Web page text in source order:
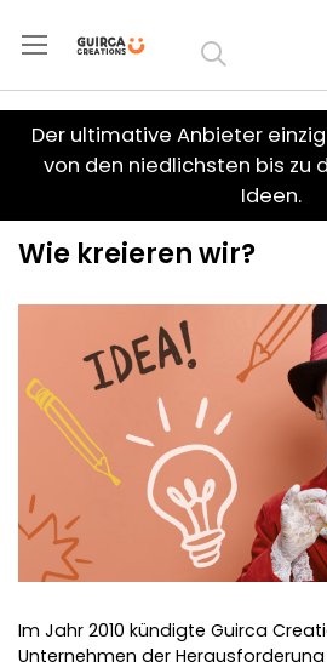
Zum
Inhalt
springen
Der ultimative Anbieter
von den niedlichsten bis zu
Ideen.
Wie kreieren wir?
Im Jahr 2010 kündigte Guirca
Unternehmen der